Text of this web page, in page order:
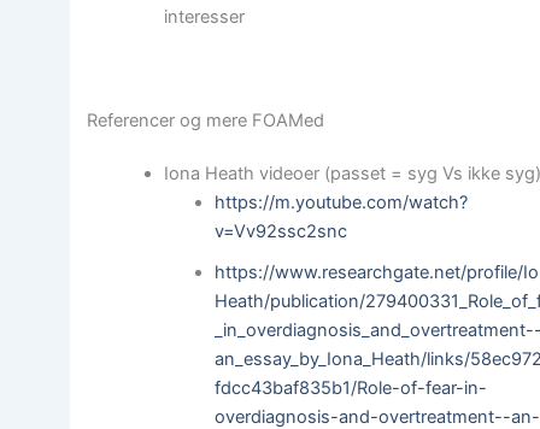
interesser
Referencer og mere FOAMed
Iona Heath videoer (passet = syg Vs ikke
https://m.youtube.com/watch?
v=Vv92ssc2snc
https://www.researchgate.net/profile/
Heath/publication/
an_essay_by_Iona_Heath/links/
fdcc43baf835b1/Role-of-fear-in-
overdiagnosis-and-overtreatment--an-